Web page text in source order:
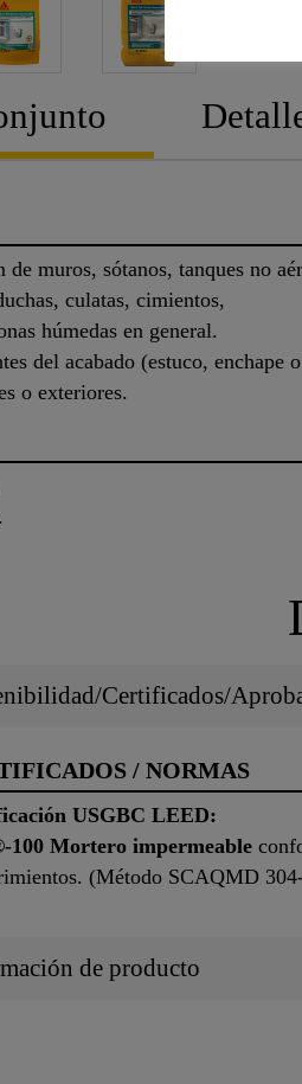
muros, sótanos, tanques no
culatas, cimientos,
húmedas en general.
del acabado (estuco, enchape o
o exteriores.
Certificados/
/ NORMAS
USGBC LEED:
100 Mortero impermeable
(Método SCAQMD
de producto